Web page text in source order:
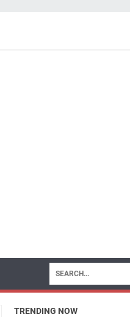
TRENDING NOW